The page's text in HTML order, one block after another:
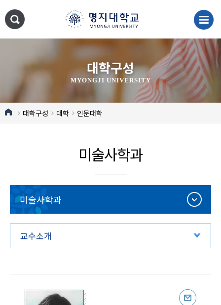
대학구성
MYONGJI UNIVERSITY
대학구성 대학 인문대학
미술사학과
미술사학과
교수소개